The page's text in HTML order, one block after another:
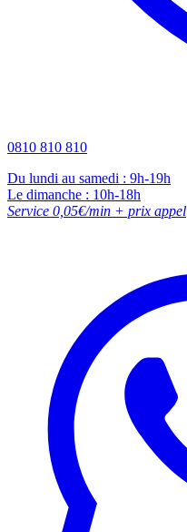
0810 810 810
Du lundi au samedi : 9h-19h
Le dimanche : 10h-18h
Service 0,05€/min + prix appel